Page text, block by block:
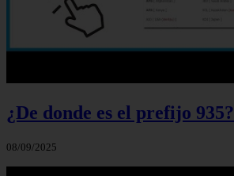
¿De donde es el prefijo 935?
08/09/2025